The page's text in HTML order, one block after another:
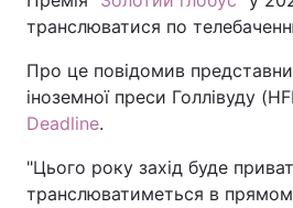
Економіка Світ
Техно і зв'язок
транслюватися по
Про це повідомив
іноземної преси Голлівуду
Deadline.
"Цього року захід буде
транслюватиметься в